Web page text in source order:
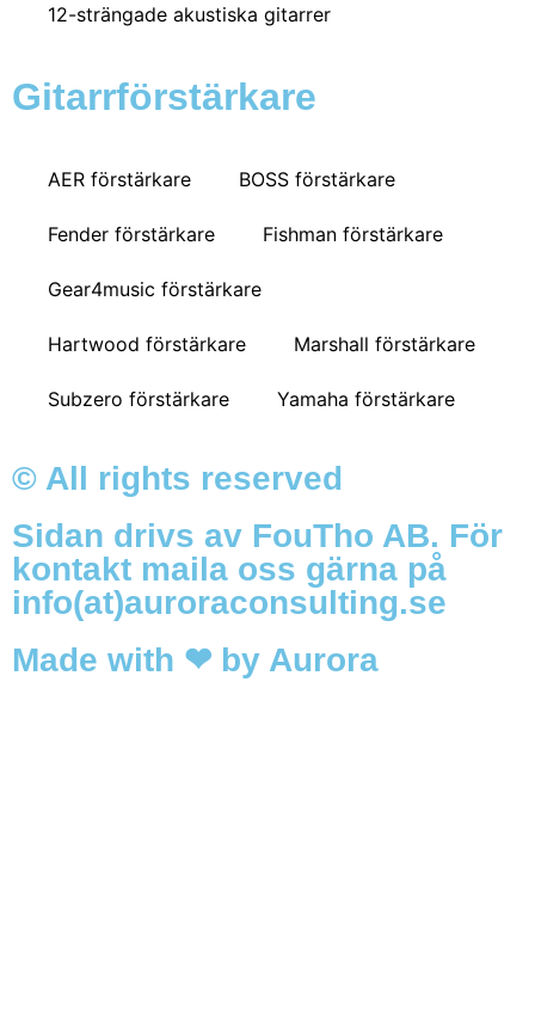
12-strängade akustiska gitarrer
Gitarrförstärkare
AER förstärkare BOSS förstärkare
Fender förstärkare Fishman förstärkare
Gear4music förstärkare
Hartwood förstärkare Marshall förstärkare
Subzero förstärkare Yamaha förstärkare
© All rights reserved
Sidan drivs av FouTho AB. För
kontakt maila oss gärna på
info(at)auroraconsulting.se
Made with ❤ by Aurora